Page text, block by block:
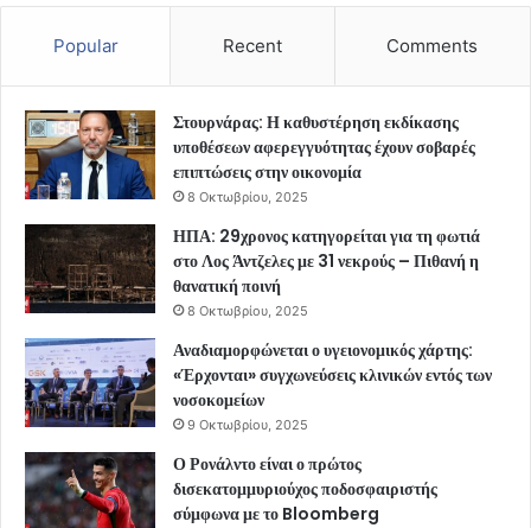
Popular Recent Comments
Στουρνάρας: Η καθυστέρηση εκδίκασης
υποθέσεων αφερεγγυότητας έχουν σοβαρές
επιπτώσεις στην οικονομία
8 Οκτωβρίου, 2025
ΗΠΑ: 29χρονος κατηγορείται για τη φωτιά
στο Λος Άντζελες με 31 νεκρούς – Πιθανή η
θανατική ποινή
8 Οκτωβρίου, 2025
Αναδιαμορφώνεται ο υγειονομικός χάρτης:
«Έρχονται» συγχωνεύσεις κλινικών εντός των
νοσοκομείων
9 Οκτωβρίου, 2025
Ο Ρονάλντο είναι ο πρώτος
δισεκατομμυριούχος ποδοσφαιριστής
σύμφωνα με το Bloomberg